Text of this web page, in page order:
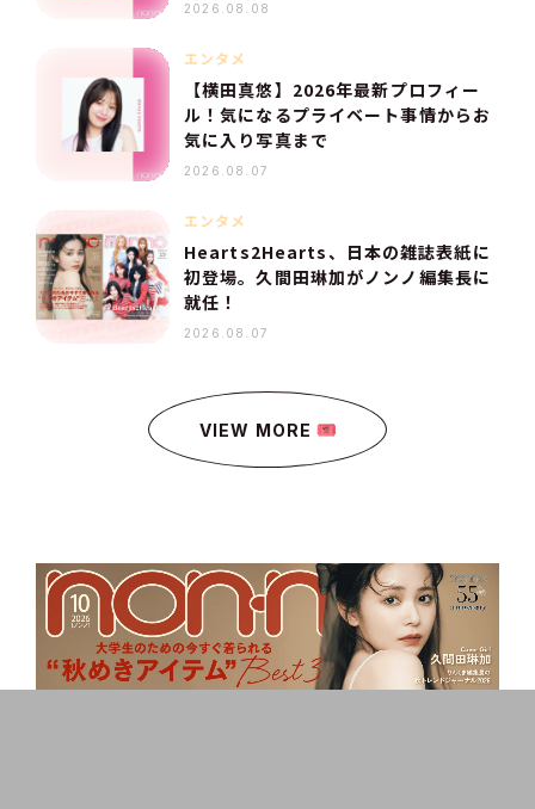
2026.08.08
エンタメ
【横田真悠】2026年最新プロフィー
ル！気になるプライベート事情からお
気に入り写真まで
2026.08.07
エンタメ
Hearts2Hearts、日本の雑誌表紙に
初登場。久間田琳加がノンノ編集長に
就任！
2026.08.07
VIEW MORE